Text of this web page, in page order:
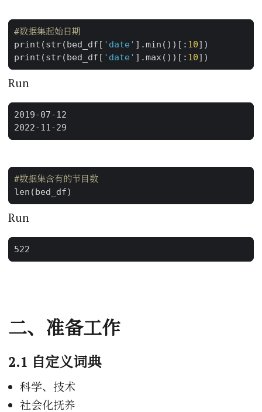
#数据集起始日期
print (str(bed_df [ 'date' ] .min ())[: 10])
print (str(bed_df [ 'date' ] .max())[: 10])
Run
2019-07-12
#数据集含有的节目数
len (bed_df)
Run
二、准备工作
2.1 自定义词典
科学、技术
社会化抚养